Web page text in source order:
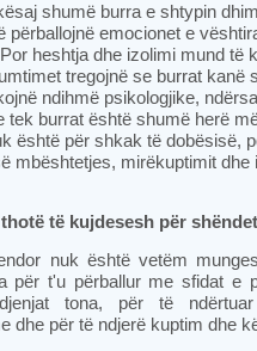
shumë burra e shtypin
përballojnë emocionet e
heshtja dhe izolimi mund të
tregojnë se burrat kanë
ndihmë psikologjike,
tek burrat është shumë herë
është për shkak të dobësisë,
mbështetjes, mirëkuptimit dhe
të kujdesesh për
nuk është vetëm
për t'u përballur me sfidat e
tona, për të
dhe për të ndjerë kuptim dhe